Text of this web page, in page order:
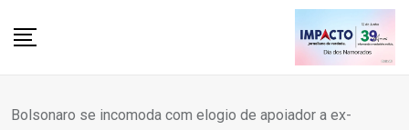
Bolsonaro se incomoda com elogio de apoiador a ex-